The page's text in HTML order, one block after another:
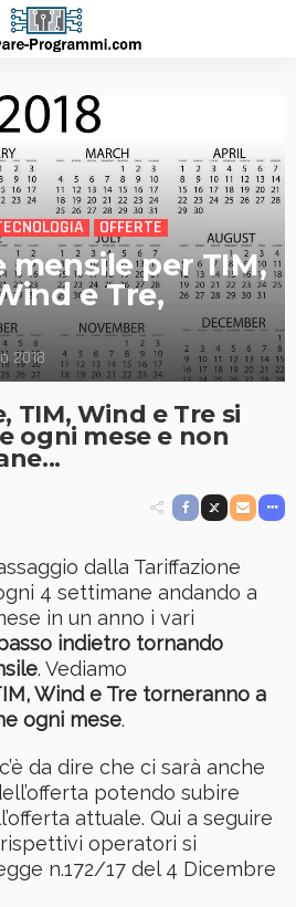
OFFERTE
mensile per TIM,
e Tre,
2018
TIM, Wind e Tre si
ogni mese e non
dalla Tariffazione
4 settimane andando a
in un anno i vari
indietro tornando
. Vediamo
Wind e Tre torneranno a
ogni mese.
da dire che ci sarà anche
potendo subire
attuale. Qui a seguire
operatori si
n.172/17 del 4 Dicembre